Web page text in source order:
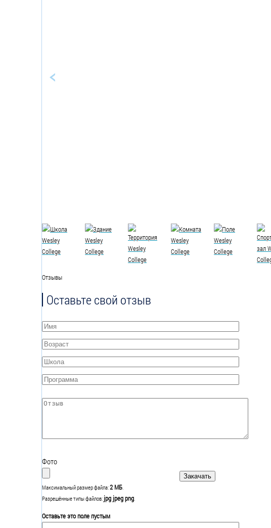
Отзывы
Оставьте свой отзыв
Имя*
Возраст*
Школа*
Программа*
Отзыв*
Фото
Максимальный размер файла:2 МБ
Разрешённые типы файлов: jpg jpeg png
Оставьте это поле пустым